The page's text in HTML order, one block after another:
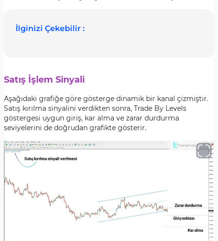
İlginizi Çekebilir :
Satış İşlem Sinyali
Aşağıdaki grafiğe göre gösterge dinamik bir kanal çizmiştir.
Satış kırılma sinyalini verdikten sonra, Trade By Levels
göstergesi uygun giriş, kar alma ve zarar durdurma
seviyelerini de doğrudan grafikte gösterir.